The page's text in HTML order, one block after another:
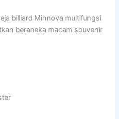
billiard Minnova multifungsi
beraneka macam souvenir